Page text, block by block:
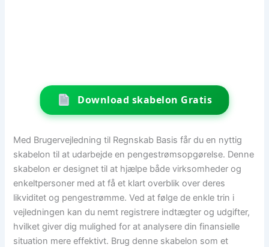
Download skabelon Gratis
Med Brugervejledning til Regnskab Basis får du en nyttig
skabelon til at udarbejde en pengestrømsopgørelse. Denne
skabelon er designet til at hjælpe både virksomheder og
enkeltpersoner med at få et klart overblik over deres
likviditet og pengestrømme. Ved at følge de enkle trin i
vejledningen kan du nemt registrere indtægter og udgifter,
hvilket giver dig mulighed for at analysere din finansielle
situation mere effektivt. Brug denne skabelon som et